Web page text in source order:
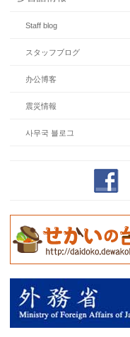
Staff blog
スタッフブログ
办公博客
震災情報
사무국 블로그